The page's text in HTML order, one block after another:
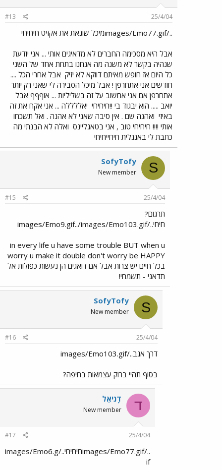
25/4/04
#13
../images/Emo77.gifמיכל שונאת את אקזיט חיחיחי
אבל היא מסכימה החברים לא מדאיגים אותי ... אני יודעת
שנהיה בקשר לא משנה מה אנחנו בתחת אחד של השני
כל היום אז חופש מאיתם דווקא לא יזיק אבל אחרי הכל ....
חודשים אני אתחרפן ! אבל מיכל הסבירה לי שאני רק יותר
אתחרפן אם אני אחשוב על זה בשליליות ... אוףףף אבל
יואב ..... הוא יבגוד בי !!חיחיחי יאללללה ... אני אקח את זה
באיזי ואהנה שם . אין סיבה שאני לא אהנה . ואל תשכחו
אותי !!!! חיחיחי טוב , אני בטאגליינס ואלה לא הבנתי מה
כתבת לי באנגלית חיחייחיחי
S
SofyTofy
New member
25/4/04
#15
תרגום?
חיחי../images/Emo9.gif../images/Emo103.gif
in every life u have some trouble BUT when u
worry u make it double don't worry be HAPPY
בכל חיים יש צרות אבל אם דואגים הן נעשות כפולות אל
תדאגי - תשמחי!
S
SofyTofy
New member
25/4/04
#16
דרך אגב../images/Emo103.gif
בסוף תהיי ברוק עצמאות בחיפה?
ד דָניאֵל
New member
25/4/04
#17
../images/Emo77.gifחיחיחי../images/Emo6.g
if